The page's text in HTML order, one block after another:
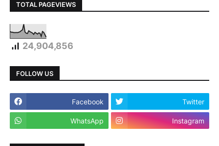
TOTAL PAGEVIEWS
24,904,856
FOLLOW US
Facebook Twitter
WhatsApp Instagram